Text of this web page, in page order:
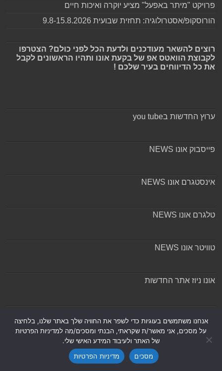
פרויקט "מיתר באפעל" מציע יוקרה ואיכות חיים
הורוסקופ/אסטרולוגיה: תחזית שבועית 9.8-15.8.2026
רוצים להשאר מעודכנים ולדעת הכל לפני כולם? הצטרפו
לקבוצת הוואטס אפ של בקעת אונו ותהיו הראשונים לקבל
את כל הדיווחים בעיר שלכם !
ערוץ החדשות בyou tube
פייסבוק אונו NEWS
אינסטגרם אונו NEWS
טלגרם אונו NEWS
טוויטר אונו NEWS
אונו ניוז אתר החדשות
אנחנו משתמשים בעוגיות כדי לשפר את החוויה שלך באתר שלנו, בלחיצה
על מסכים, אני מאשר/ת שקראתי, הבנתי ומסכים/מה למדיניות הפרטיות
של האתר ולעיבוד המידע האישי שלי.
מסכים
מדיניות הפרטיות